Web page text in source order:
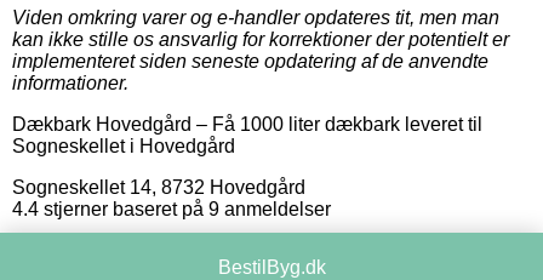
Viden omkring varer og e-handler opdateres tit, men man
kan ikke stille os ansvarlig for korrektioner der potentielt er
implementeret siden seneste opdatering af de anvendte
informationer.
Dækbark Hovedgård – Få 1000 liter dækbark leveret til
Sogneskellet i Hovedgård
Sogneskellet 14, 8732 Hovedgård
4.4 stjerner baseret på 9 anmeldelser
BestilByg.dk